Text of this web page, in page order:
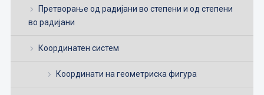
Претворање од радијани во степени и од степени
во радијани
Координатен систем
Координати на геометриска фигура